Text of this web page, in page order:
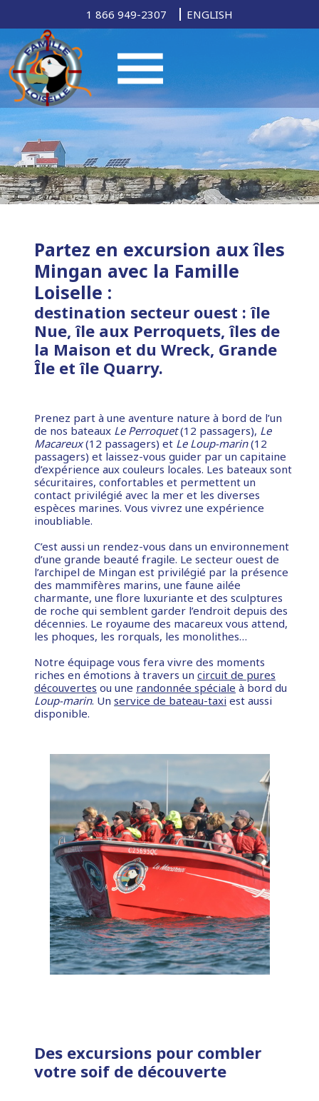
1 866 949-2307 ENGLISH
Partez en excursion aux îles
Mingan avec la Famille
Loiselle :
destination secteur ouest : île
Nue, île aux Perroquets, îles de
la Maison et du Wreck, Grande
Île et île Quarry.
Prenez part à une aventure nature à bord de l’un
de nos bateaux Le Perroquet(12 passagers), Le
Macareux(12 passagers) et Le Loup-marin(12
passagers) et laissez-vous guider par un capitaine
d’expérience aux couleurs locales. Les bateaux sont
sécuritaires, confortables et permettent un
contact privilégié avec la mer et les diverses
espèces marines. Vous vivrez une expérience
inoubliable.
C’est aussi un rendez-vous dans un environnement
d’une grande beauté fragile. Le secteur ouest de
l’archipel de Mingan est privilégié par la présence
des mammifères marins, une faune ailée
charmante, une flore luxuriante et des sculptures
de roche qui semblent garder l’endroit depuis des
décennies. Le royaume des macareux vous attend,
les phoques, les rorquals, les monolithes…
Notre équipage vous fera vivre des moments
riches en émotions à travers un circuit de pures
découvertes ou une randonnée spéciale à bord du
Loup-marin. Un service de bateau-taxi est aussi
disponible.
Des excursions pour combler
votre soif de découverte